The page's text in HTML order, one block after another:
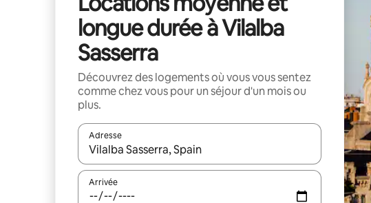
longue durée à Vilalba
Sasserra
Découvrez des logements où vous vous sentez
comme chez vous pour un séjour d'un mois ou
plus.
Adresse
Lorsque les résultats s'affichent, utilisez les flèches vers le
Arrivée